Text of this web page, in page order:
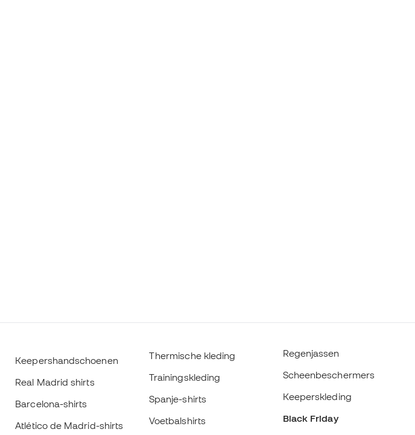
Keepershandschoenen
Real Madrid shirts
Barcelona-shirts
Atlético de Madrid-shirts
Thermische kleding
Trainingskleding
Spanje-shirts
Voetbalshirts
Regenjassen
Scheenbeschermers
Keeperskleding
Black Friday